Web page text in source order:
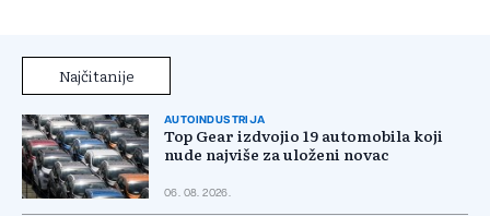
Najčitanije
AUTOINDUSTRIJA
Top Gear izdvojio 19 automobila koji
nude najviše za uloženi novac
06. 08. 2026.